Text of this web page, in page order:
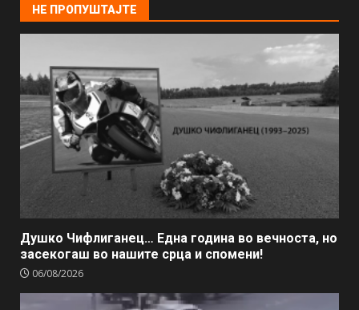
НЕ ПРОПУШТАЈТЕ
Душко Чифлиганец… Eдна година во вечноста, но
засекогаш во нашите срца и спомени!
06/08/2026